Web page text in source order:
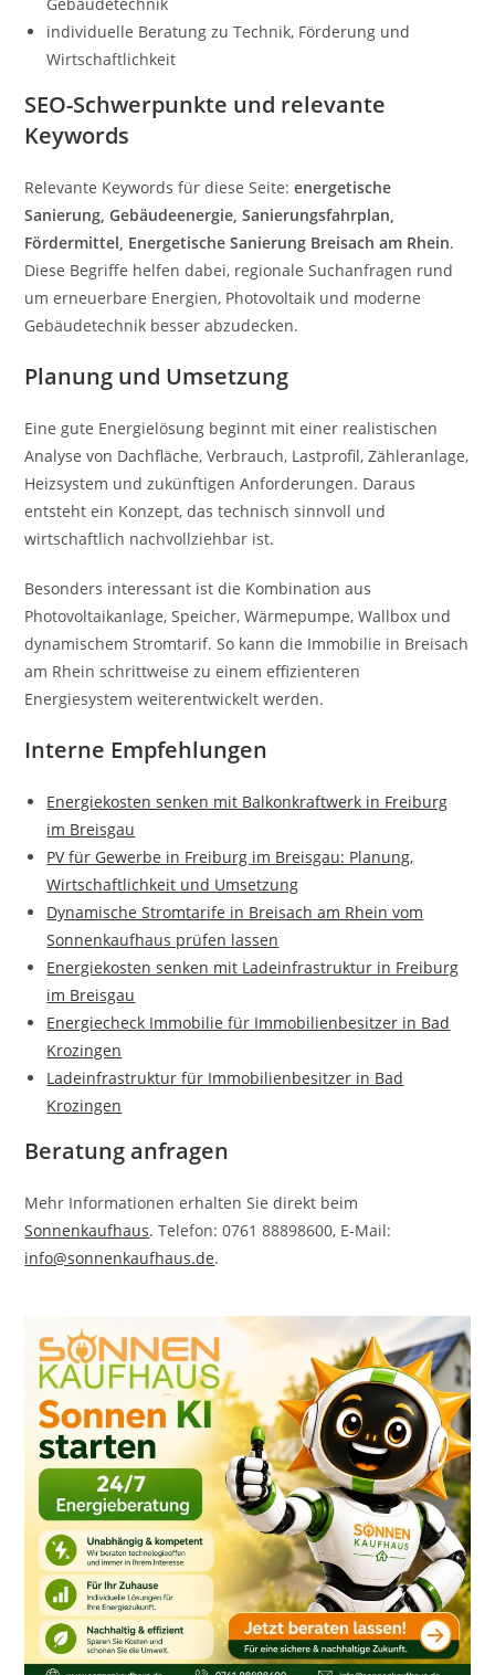
individuelle Beratung zu Technik, Förderung und
Wirtschaftlichkeit
SEO-Schwerpunkte und relevante
Keywords
Relevante Keywords für diese Seite:energetische
Sanierung, Gebäudeenergie, Sanierungsfahrplan,
Fördermittel, Energetische Sanierung Breisach am Rhein.
Diese Begriffe helfen dabei, regionale Suchanfragen rund
um erneuerbare Energien, Photovoltaik und moderne
Gebäudetechnik besser abzudecken.
Planung und Umsetzung
Eine gute Energielösung beginnt mit einer realistischen
Analyse von Dachfläche, Verbrauch, Lastprofil, Zähleranlage,
Heizsystem und zukünftigen Anforderungen. Daraus
entsteht ein Konzept, das technisch sinnvoll und
wirtschaftlich nachvollziehbar ist.
Besonders interessant ist die Kombination aus
Photovoltaikanlage, Speicher, Wärmepumpe, Wallbox und
dynamischem Stromtarif. So kann die Immobilie in Breisach
am Rhein schrittweise zu einem effizienteren
Energiesystem weiterentwickelt werden.
Interne Empfehlungen
Energiekosten senken mit Balkonkraftwerk in Freiburg
im Breisgau
PV für Gewerbe in Freiburg im Breisgau: Planung,
Wirtschaftlichkeit und Umsetzung
Dynamische Stromtarife in Breisach am Rhein vom
Sonnenkaufhaus prüfen lassen
Energiekosten senken mit Ladeinfrastruktur in Freiburg
im Breisgau
Energiecheck Immobilie für Immobilienbesitzer in Bad
Krozingen
Ladeinfrastruktur für Immobilienbesitzer in Bad
Krozingen
Beratung anfragen
Mehr Informationen erhalten Sie direkt beim
Sonnenkaufhaus. Telefon: 0761 88898600, E-Mail:
info@sonnenkaufhaus.de.